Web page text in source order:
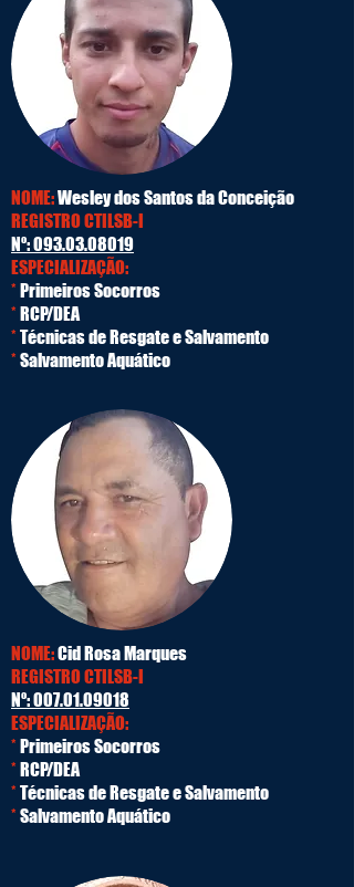
NOME:Wesley dos Santos da Conceição
REGISTRO CTILSB-I
Nº:093.03.08019
ESPECIALIZAÇÃO:
* Primeiros Socorros
* RCP/DEA
* Técnicas de Resgate e Salvamento
* Salvamento Aquático
NOME:Cid Rosa Marques
REGISTRO CTILSB-I
Nº:007.01.09018
ESPECIALIZAÇÃO:
* Primeiros Socorros
* RCP/DEA
* Técnicas de Resgate e Salvamento
* Salvamento Aquático